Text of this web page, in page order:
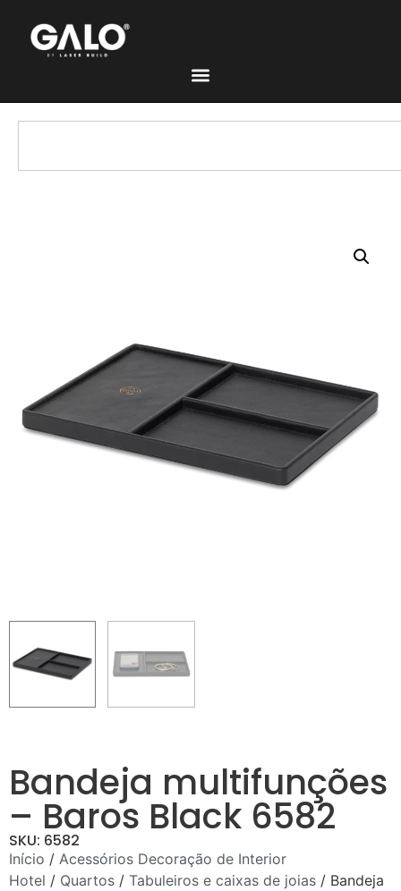
Bandeja multifunções
– Baros Black 6582
SKU: 6582
Início / Acessórios Decoração de Interior
Hotel / Quartos / Tabuleiros e caixas de joias / Bandeja